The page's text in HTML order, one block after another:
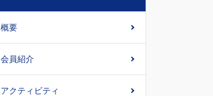
概要
会員紹介
アクティビティ